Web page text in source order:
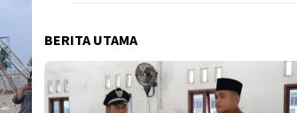
BERITA UTAMA